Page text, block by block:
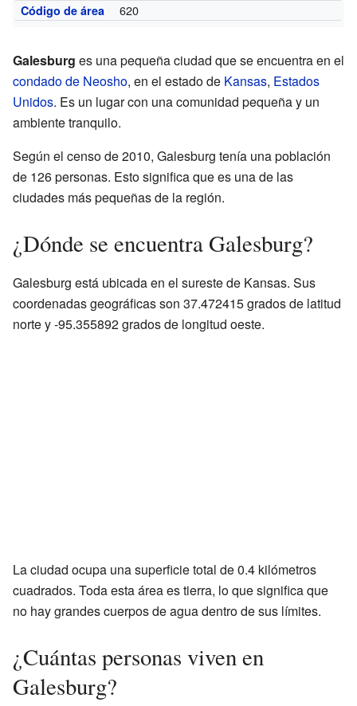
Código de área 620
Galesburg es una pequeña ciudad que se encuentra en el
condado de Neosho, en el estado de Kansas, Estados
Unidos. Es un lugar con una comunidad pequeña y un
ambiente tranquilo.
Según el censo de 2010, Galesburg tenía una población
de 126 personas. Esto significa que es una de las
ciudades más pequeñas de la región.
¿Dónde se encuentra Galesburg?
Galesburg está ubicada en el sureste de Kansas. Sus
coordenadas geográficas son 37.472415 grados de latitud
norte y -95.355892 grados de longitud oeste.
La ciudad ocupa una superficie total de 0.4 kilómetros
cuadrados. Toda esta área es tierra, lo que significa que
no hay grandes cuerpos de agua dentro de sus límites.
¿Cuántas personas viven en
Galesburg?